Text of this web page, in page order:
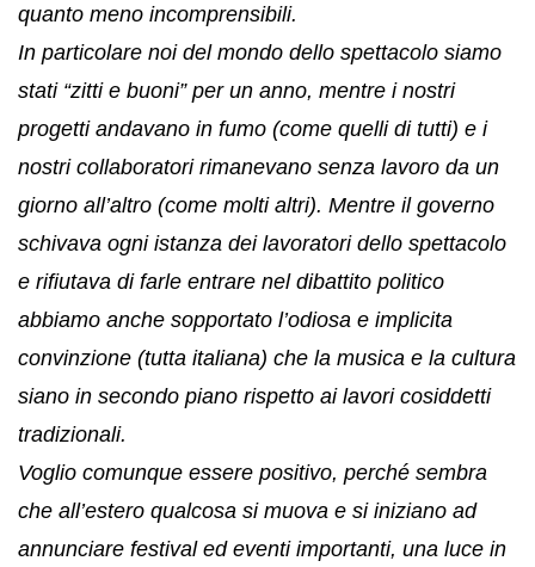
quanto meno incomprensibili.
In particolare noi del mondo dello spettacolo siamo
stati “zitti e buoni” per un anno, mentre i nostri
progetti andavano in fumo (come quelli di tutti) e i
nostri collaboratori rimanevano senza lavoro da un
giorno all’altro (come molti altri). Mentre il governo
schivava ogni istanza dei lavoratori dello spettacolo
e rifiutava di farle entrare nel dibattito politico
abbiamo anche sopportato l’odiosa e implicita
convinzione (tutta italiana) che la musica e la cultura
siano in secondo piano rispetto ai lavori cosiddetti
tradizionali.
Voglio comunque essere positivo, perché sembra
che all’estero qualcosa si muova e si iniziano ad
annunciare festival ed eventi importanti, una luce in